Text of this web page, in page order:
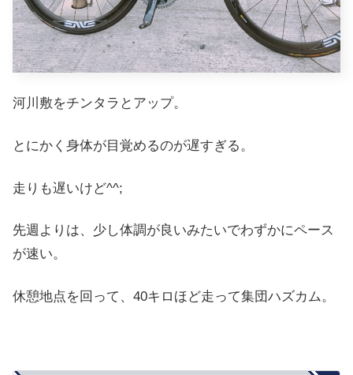
河川敷をチンタラとアップ。
とにかく身体が目覚めるのが遅すぎる。
走りも遅いけど^^;
先週よりは、少し体調が良いみたいでわずかにペース
が速い。
休憩地点を回って、40キロほど走って集団ハズカム。